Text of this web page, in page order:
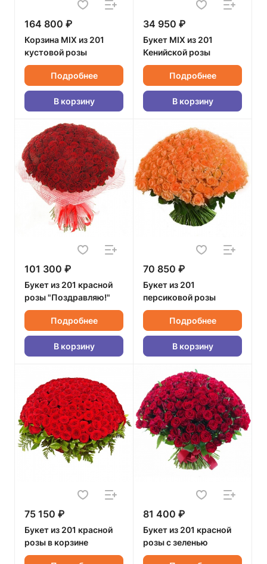
164 800 ₽
Корзина MIX из 201
кустовой розы
Подробнее
В корзину
34 950 ₽
Букет MIX из 201
Кенийской розы
Подробнее
В корзину
101 300 ₽
Букет из 201 красной
розы "Поздравляю!"
Подробнее
В корзину
70 850 ₽
Букет из 201
персиковой розы
Подробнее
В корзину
75 150 ₽
Букет из 201 красной
розы в корзине
81 400 ₽
Букет из 201 красной
розы с зеленью